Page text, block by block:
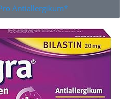
Antiallergikum*